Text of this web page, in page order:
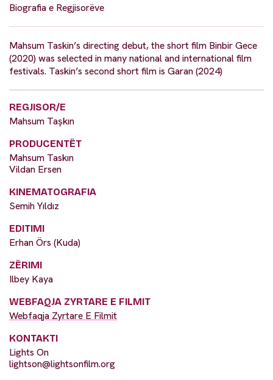
Biografia e Regjisorëve
Mahsum Taskin’s directing debut, the short film Binbir Gece
(2020) was selected in many national and international film
festivals. Taskin’s second short film is Garan (2024)
REGJISOR/E
Mahsum Taşkın
PRODUCENTËT
Mahsum Taskın
Vildan Ersen
KINEMATOGRAFIA
Semih Yıldız
EDITIMI
Erhan Örs (Kuda)
ZËRIMI
Ilbey Kaya
WEBFAQJA ZYRTARE E FILMIT
Webfaqja Zyrtare E Filmit
KONTAKTI
Lights On
lightson@lightsonfilm.org